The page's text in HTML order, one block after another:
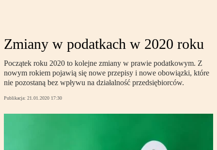
Zmiany w podatkach w 2020 roku
Początek roku 2020 to kolejne zmiany w prawie podatkowym. Z
nowym rokiem pojawią się nowe przepisy i nowe obowiązki, które
nie pozostaną bez wpływu na działalność przedsiębiorców.
Publikacja: 21.01.2020 17:30